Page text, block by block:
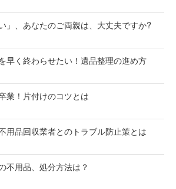
」、あなたのご両親は、大丈夫ですか?
早く終わらせたい！遺品整理の進め方
業！片付けのコツとは
用品回収業者とのトラブル防止策とは
不用品、処分方法は？